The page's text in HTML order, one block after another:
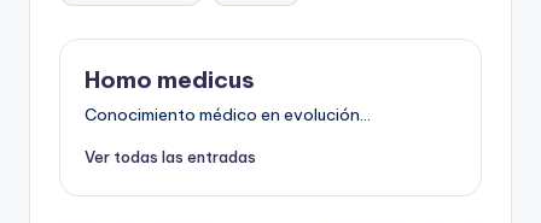
Homo medicus
Conocimiento médico en evolución...
Ver todas las entradas